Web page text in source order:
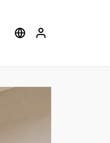
Cerca
Select language
User